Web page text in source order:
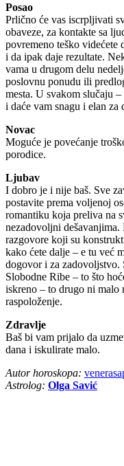
Posao
Prlično će vas iscrpljivati
obaveze, za kontakte sa
povremeno teško videćete
i da ipak daje rezultate.
vama u drugom delu
poslovnu ponudu ili
mesta. U svakom slučaju
i daće vam snagu i elan za
Novac
Moguće je povećanje
porodice.
Ljubav
I dobro je i nije baš. Sve
postavite prema voljenoj
romantiku koja preliva na
nezadovoljni
razgovore koji su
kako ćete dalje – e tu već
dogovor i za zadovoljstvo.
Slobodne Ribe – to što
iskreno – to drugo ni malo
raspoloženje.
Zdravlje
Baš bi vam prijalo da
dana i iskulirate malo.
Autor horoskopa:
Astrolog: Olga Savić